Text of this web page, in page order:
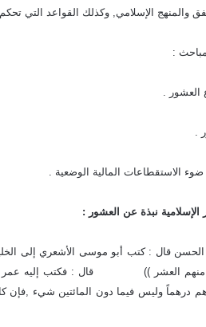
تتفق والمنهج الإسلامي, وكذلك القواعد التي
:
العشور .
.
الاستقطاعات المالية الوضعية .
الإسلامية نبذة عن العشور :
قال : كتب أبو موسى الأشعري إلى
منهم العشر )) قال : فكتب إليه عمر ((
درهماً وليس فيما دون المائتين شيء